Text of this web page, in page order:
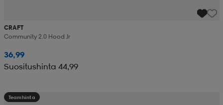
CRAFT
Community 2.0 Hood Jr
36,99
Suositushinta 44,99
Teamhinta